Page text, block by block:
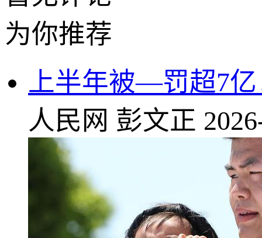
为你推荐
上半年被—罚超7亿
人民网 彭文正